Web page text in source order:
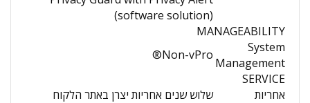
(software solution)
MANAGEABILITY
System
Management
Non-vPro®
SERVICE
אחריות
שלוש שנים אחריות יצרן באתר הלקוח